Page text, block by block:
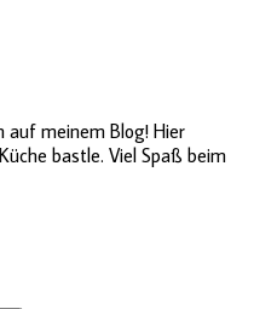
auf meinem Blog! Hier
bastle. Viel Spaß beim